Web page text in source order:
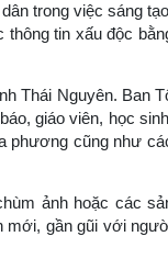
trong việc sáng
thông tin xấu độc
Thái Nguyên. Ban
giáo viên, học
phương cũng như
ảnh hoặc các
mới, gần gũi với